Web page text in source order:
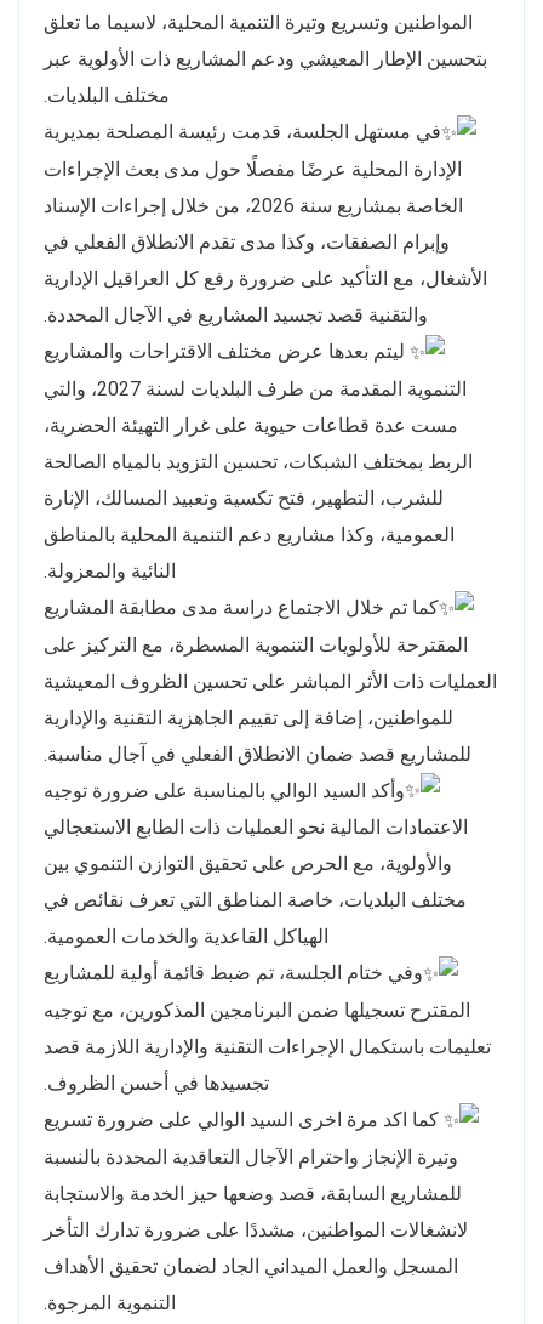
المواطنين وتسريع وتيرة التنمية المحلية، لاسيما ما تعلق
بتحسين الإطار المعيشي ودعم المشاريع ذات الأولوية عبر
مختلف البلديات.
في مستهل الجلسة، قدمت رئيسة المصلحة بمديرية
الإدارة المحلية عرضًا مفصلًا حول مدى بعث الإجراءات
الخاصة بمشاريع سنة 2026، من خلال إجراءات الإسناد
وإبرام الصفقات، وكذا مدى تقدم الانطلاق الفعلي في
الأشغال، مع التأكيد على ضرورة رفع كل العراقيل الإدارية
والتقنية قصد تجسيد المشاريع في الآجال المحددة.
ليتم بعدها عرض مختلف الاقتراحات والمشاريع
التنموية المقدمة من طرف البلديات لسنة 2027، والتي
مست عدة قطاعات حيوية على غرار التهيئة الحضرية،
الربط بمختلف الشبكات، تحسين التزويد بالمياه الصالحة
للشرب، التطهير، فتح تكسية وتعبيد المسالك، الإنارة
العمومية، وكذا مشاريع دعم التنمية المحلية بالمناطق
النائية والمعزولة.
كما تم خلال الاجتماع دراسة مدى مطابقة المشاريع
المقترحة للأولويات التنموية المسطرة، مع التركيز على
العمليات ذات الأثر المباشر على تحسين الظروف المعيشية
للمواطنين، إضافة إلى تقييم الجاهزية التقنية والإدارية
للمشاريع قصد ضمان الانطلاق الفعلي في آجال مناسبة.
وأكد السيد الوالي بالمناسبة على ضرورة توجيه
الاعتمادات المالية نحو العمليات ذات الطابع الاستعجالي
والأولوية، مع الحرص على تحقيق التوازن التنموي بين
مختلف البلديات، خاصة المناطق التي تعرف نقائص في
الهياكل القاعدية والخدمات العمومية.
وفي ختام الجلسة، تم ضبط قائمة أولية للمشاريع
المقترح تسجيلها ضمن البرنامجين المذكورين، مع توجيه
تعليمات باستكمال الإجراءات التقنية والإدارية اللازمة قصد
تجسيدها في أحسن الظروف.
كما اكد مرة اخرى السيد الوالي على ضرورة تسريع
وتيرة الإنجاز واحترام الآجال التعاقدية المحددة بالنسبة
للمشاريع السابقة، قصد وضعها حيز الخدمة والاستجابة
لانشغالات المواطنين، مشددًا على ضرورة تدارك التأخر
المسجل والعمل الميداني الجاد لضمان تحقيق الأهداف
التنموية المرجوة.